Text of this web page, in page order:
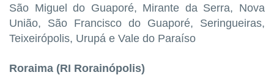
São Miguel do Guaporé, Mirante da Serra, Nova
União, São Francisco do Guaporé, Seringueiras,
Teixeirópolis, Urupá e Vale do Paraíso
Roraima (RI Rorainópolis)